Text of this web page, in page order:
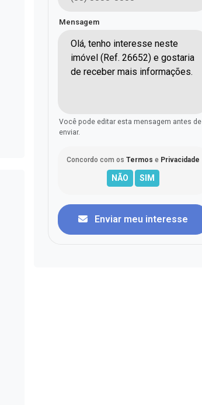
Mensagem
Você pode editar esta mensagem antes de
enviar.
Concordo com os Termos e Privacidade
Enviar meu interesse